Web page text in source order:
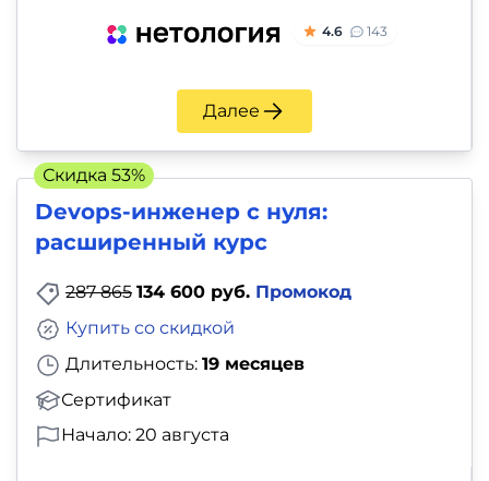
4.6 143
Далее
Devops-инженер с нуля:
расширенный курс
287 865 134 600 руб. Промокод
Длительность: 19 месяцев
Сертификат
Купить со скидкой
Начало: 20 августа
Скидка 53%